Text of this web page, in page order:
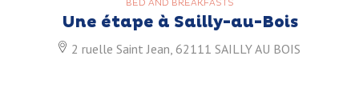
BED AND BREAKFASTS
Une étape à Sailly-au-Bois
2 ruelle Saint Jean, 62111 SAILLY AU BOIS